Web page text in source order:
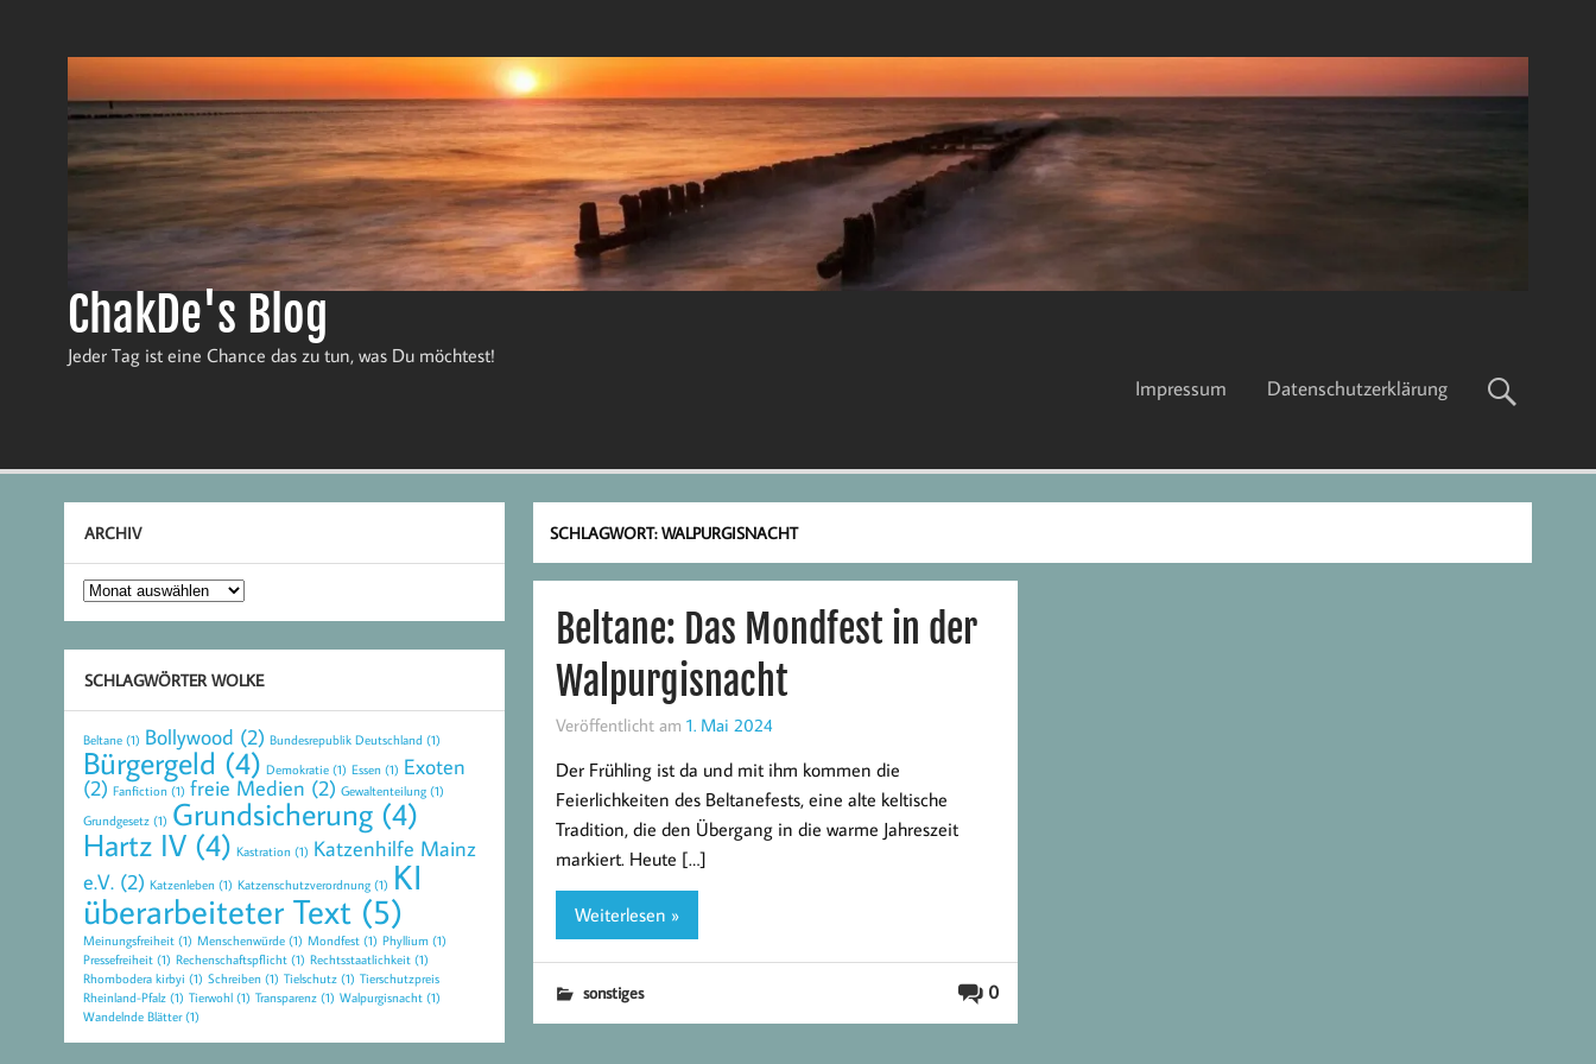
ChakDe's Blog
Jeder Tag ist eine Chance das zu tun, was Du möchtest!
Impressum Datenschutzerklärung
SCHLAGWORT:WALPURGISNACHT
Beltane: Das Mondfest in der
Walpurgisnacht
Veröffentlicht am 1. Mai 2024
Der Frühling ist da und mit ihm kommen die
Feierlichkeiten des Beltanefests, eine alte keltische
Tradition, die den Übergang in die warme Jahreszeit
markiert. Heute […]
Weiterlesen »
0
sonstiges
ARCHIV
Archiv
SCHLAGWÖRTER WOLKE
Beltane(1) Bollywood (2) Bundesrepublik Deutschland (1)
Bürgergeld (4) Demokratie(1) Essen(1) Exoten
(2) Fanfiction(1) freie Medien (2) Gewaltenteilung(1)
Grundgesetz(1) Grundsicherung(4)
Hartz IV(4) Kastration(1) Katzenhilfe Mainz
e.V.(2) Katzenleben(1) Katzenschutzverordnung(1) KI
überarbeiteter Text(5)
Meinungsfreiheit(1) Menschenwürde(1) Mondfest(1) Phyllium(1)
Pressefreiheit(1) Rechenschaftspflicht(1) Rechtsstaatlichkeit(1)
Rhombodera kirbyi (1) Schreiben(1) Tielschutz(1) Tierschutzpreis
Rheinland-Pfalz(1) Tierwohl(1) Transparenz(1) Walpurgisnacht(1)
Wandelnde Blätter(1)